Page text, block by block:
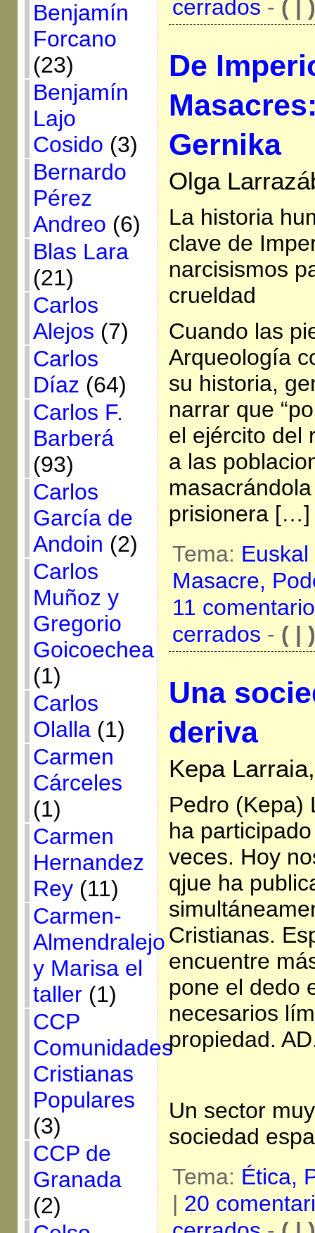
Benjamín
Forcano
(23)
Benjamín
Lajo
Cosido (3)
Bernardo
Pérez
Andreo (6)
Blas Lara
(21)
Carlos
Alejos (7)
Carlos
Díaz (64)
Carlos F.
Barberá
(93)
Carlos
García de
Andoin (2)
Carlos
Muñoz y
Gregorio
Goicoechea
(1)
Carlos
Olalla(1)
Carmen
Cárceles
(1)
Carmen
Hernandez
Rey(11)
Carmen-
Almendralejo
y Marisa el
taller(1)
CCP
Comunidades
Cristianas
Populares
(3)
CCP de
Granada
(2)
cerrados - ( | )
De
Gernika
Olga
La historia
clave de
narcisismos
crueldad
Cuando las
Arqueología
su historia,
narrar que
el ejército del
a las
prisionera […]
Tema:
Masacre,
11
cerrados - ( | )
Una
deriva
Kepa
Pedro (Kepa)
ha
veces. Hoy
qjue ha
Cristianas.
encuentre
pone el dedo
necesarios
propiedad.
Un sector
sociedad
Tema: Ética,
| 20